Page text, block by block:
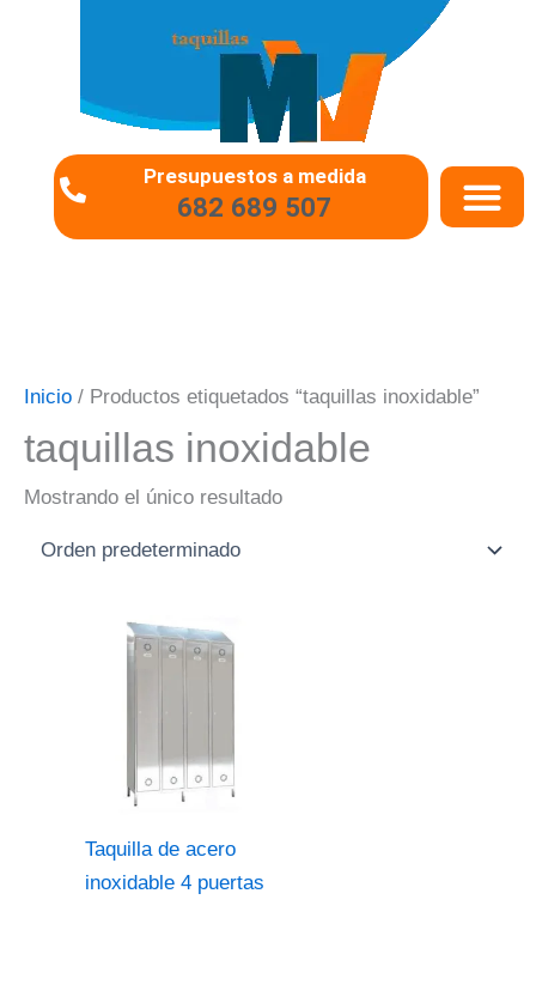
Presupuestos a medida
682 689 507
Inicio / Productos etiquetados “taquillas inoxidable”
taquillas inoxidable
Mostrando el único resultado
Taquilla de acero
inoxidable 4 puertas